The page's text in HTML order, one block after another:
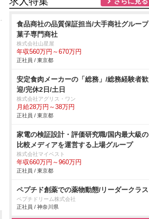
食品商社の品質保証担当/大手商社グループ
菓子専門商社
株式会社山星屋
年収560万円～670万円
正社員 / 東京都
安定食肉メーカーの「総務」/総務経験者歓
迎/完休2日/土日
株式会社アグリス・ワン
月給28万円～38万円
正社員 / 東京都
家電の検証設計・評価研究職/国内最大級の
比較メディアを運営する上場グループ
株式会社マイベスト
年収660万円～960万円
正社員 / 東京都
ペプチド創薬での薬物動態/リーダークラス
ペプチドリーム株式会社
正社員 / 神奈川県